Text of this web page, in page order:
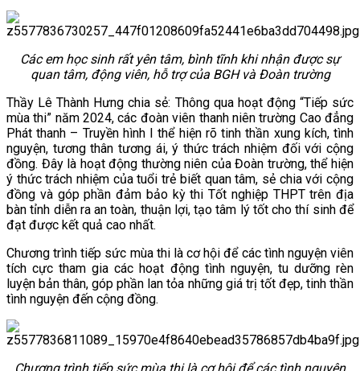
Các em học sinh rất yên tâm, bình tĩnh khi nhận được sự
quan tâm, động viên, hỗ trợ của BGH và Đoàn trường
Thầy Lê Thành Hưng chia sẻ: Thông qua hoạt động “Tiếp sức
mùa thi” năm 2024, các đoàn viên thanh niên trường Cao đẳng
Phát thanh – Truyền hình I thể hiện rõ tinh thần xung kích, tình
nguyện, tương thân tương ái, ý thức trách nhiệm đối với cộng
đồng. Đây là hoạt động thường niên của Đoàn trường, thể hiện
ý thức trách nhiệm của tuổi trẻ biết quan tâm, sẻ chia với cộng
đồng và góp phần đảm bảo kỳ thi Tốt nghiệp THPT trên địa
bàn tỉnh diễn ra an toàn, thuận lợi, tạo tâm lý tốt cho thí sinh để
đạt được kết quả cao nhất.
Chương trình tiếp sức mùa thi là cơ hội để các tình nguyện viên
tích cực tham gia các hoạt động tình nguyện, tu dưỡng rèn
luyện bản thân, góp phần lan tỏa những giá trị tốt đẹp, tinh thần
tình nguyện đến cộng đồng.